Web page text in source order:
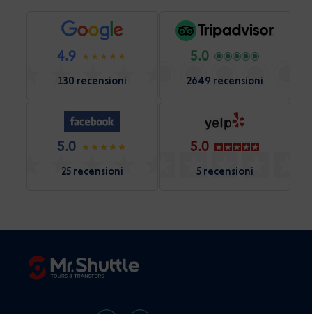
4.9
130 recensioni
5.0
2649 recensioni
5.0
25 recensioni
5.0
5 recensioni